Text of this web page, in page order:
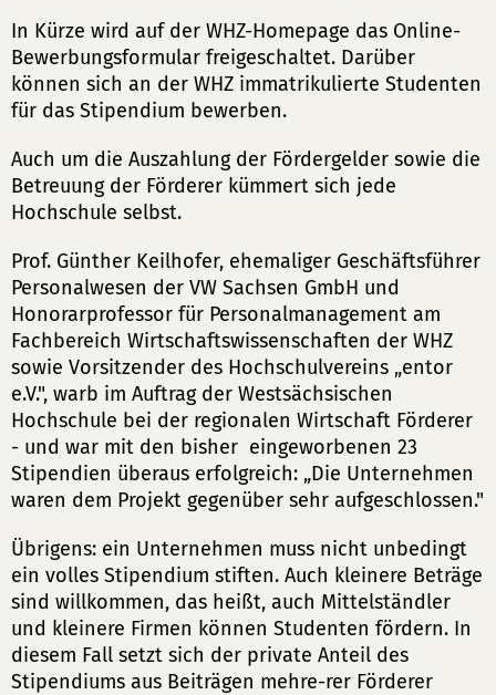
In Kürze wird auf der WHZ-Homepage das Online-
Bewerbungsformular freigeschaltet. Darüber
können sich an der WHZ immatrikulierte Studenten
für das Stipendium bewerben.
Auch um die Auszahlung der Fördergelder sowie die
Betreuung der Förderer kümmert sich jede
Hochschule selbst.
Prof. Günther Keilhofer, ehemaliger Geschäftsführer
Personalwesen der VW Sachsen GmbH und
Honorarprofessor für Personalmanagement am
Fachbereich Wirtschaftswissenschaften der WHZ
sowie Vorsitzender des Hochschulvereins „entor
e.V.", warb im Auftrag der Westsächsischen
Hochschule bei der regionalen Wirtschaft Förderer
- und war mit den bisher eingeworbenen 23
Stipendien überaus erfolgreich: „Die Unternehmen
waren dem Projekt gegenüber sehr aufgeschlossen."
Übrigens: ein Unternehmen muss nicht unbedingt
ein volles Stipendium stiften. Auch kleinere Beträge
sind willkommen, das heißt, auch Mittelständler
und kleinere Firmen können Studenten fördern. In
diesem Fall setzt sich der private Anteil des
Stipendiums aus Beiträgen mehre-rer Förderer